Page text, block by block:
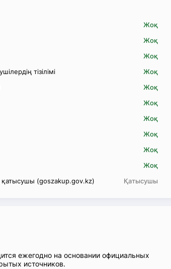
Жоқ
Жоқ
Жоқ
тізілімі
Жоқ
Жоқ
Жоқ
Жоқ
Жоқ
Жоқ
Жоқ
(goszakup.gov.kz)
Қатысушы
ежегодно на основании официальных
источников.